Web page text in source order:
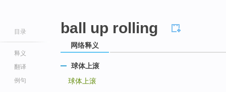
目录
释义
翻译
例句
ball up rolling
网络释义
球体上滚
球体上滚